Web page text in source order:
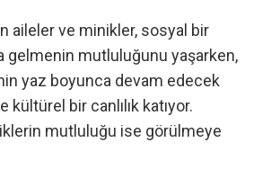
aileler ve minikler, sosyal bir
gelmenin mutluluğunu yaşarken,
yaz boyunca devam edecek
kültürel bir canlılık katıyor.
mutluluğu ise görülmeye